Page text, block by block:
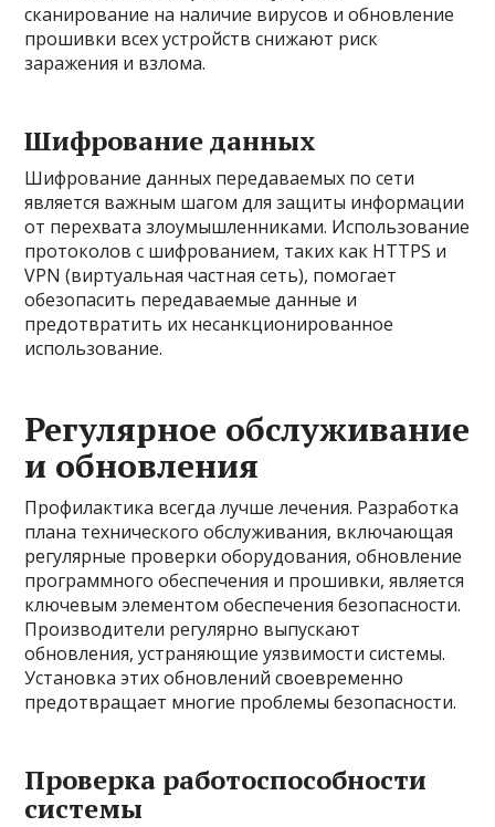
сканирование на наличие вирусов и обновление
прошивки всех устройств снижают риск
заражения и взлома.
Шифрование данных
Шифрование данных передаваемых по сети
является важным шагом для защиты информации
от перехвата злоумышленниками. Использование
протоколов с шифрованием, таких как HTTPS и
VPN (виртуальная частная сеть), помогает
обезопасить передаваемые данные и
предотвратить их несанкционированное
использование.
Регулярное обслуживание
и обновления
Профилактика всегда лучше лечения. Разработка
плана технического обслуживания, включающая
регулярные проверки оборудования, обновление
программного обеспечения и прошивки, является
ключевым элементом обеспечения безопасности.
Производители регулярно выпускают
обновления, устраняющие уязвимости системы.
Установка этих обновлений своевременно
предотвращает многие проблемы безопасности.
Проверка работоспособности
системы